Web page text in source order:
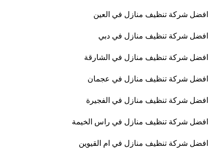
افضل شركة تنظيف منازل في العين
افضل شركة تنظيف منازل في دبي
افضل شركة تنظيف منازل في الشارقة
افضل شركة تنظيف منازل في عجمان
افضل شركة تنظيف منازل في الفجيرة
افضل شركة تنظيف منازل في راس الخيمة
افضل شركة تنظيف منازل في ام القيوين